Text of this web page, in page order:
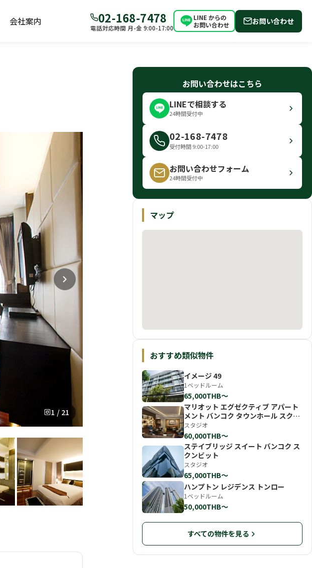
会社案内 02-168-7478
電話対応時間 月-金 9:00-17:00
LINE からの
お問い合わせ
お問い合わせ
1 / 21
お問い合わせはこちら
LINEで相談する
24時間受付中
02-168-7478
受付時間 9:00-17:00
お問い合わせフォーム
24時間受付中
マップ
おすすめ類似物件
イメージ 49
1ベッドルーム
65,000THB〜
マリオット エグゼクティブ アパート
メント バンコク タウンホール スクン
ビット
スタジオ
60,000THB〜
ステイブリッジ スイート バンコク ス
クンビット
スタジオ
65,000THB〜
ハンプトン レジデンス トンロー
1ベッドルーム
50,000THB〜
すべての物件を見る